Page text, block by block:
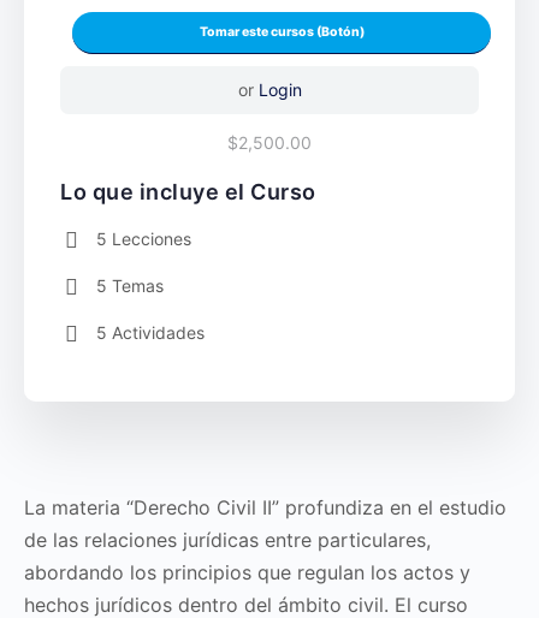
La materia “Derecho Civil II” profundiza en el estudio
de las relaciones jurídicas entre particulares,
abordando los principios que regulan los actos y
hechos jurídicos dentro del ámbito civil. El curso
or Login
$2,500.00
Lo que incluye el Curso
5 Lecciones
5 Temas
5 Actividades